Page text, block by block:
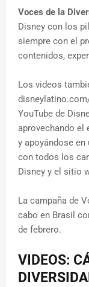
Voces de la
Disney con los
siempre con el
contenidos,
Los videos
YouTube de
aprovechando el
y apoyándose
con todos los
Disney y el sitio
La campaña de
cabo en Brasil
de febrero.
VIDEOS: